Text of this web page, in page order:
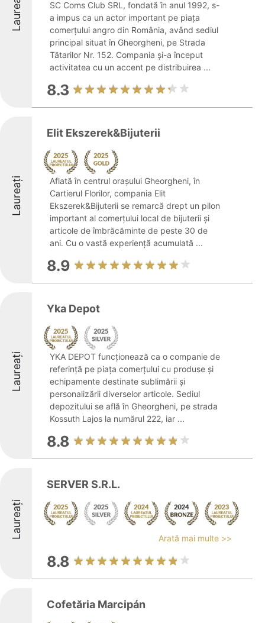
Laureați
SC Coms Club SRL, fondată în anul 1992, s-
a impus ca un actor important pe piața
comerțului angro din România, având sediul
principal situat în Gheorgheni, pe Strada
Tătarilor Nr. 152. Compania și-a început
activitatea cu un accent pe distribuirea ...
8.3
Laureați
Elit Ekszerek&Bijuterii
Aflată în centrul orașului Gheorgheni, în
Cartierul Florilor, compania Elit
Ekszerek&Bijuterii se remarcă drept un pilon
important al comerțului local de bijuterii și
articole de îmbrăcăminte de peste 30 de
ani. Cu o vastă experiență acumulată ...
8.9
Laureați
Yka Depot
YKA DEPOT funcționează ca o companie de
referință pe piața comerțului cu produse și
echipamente destinate sublimării și
personalizării diverselor articole. Sediul
depozitului se află în Gheorgheni, pe strada
Kossuth Lajos la numărul 222, iar ...
8.8
Laureați
SERVER S.R.L.
Arată mai multe >>
8.8
Cofetăria Marcipán